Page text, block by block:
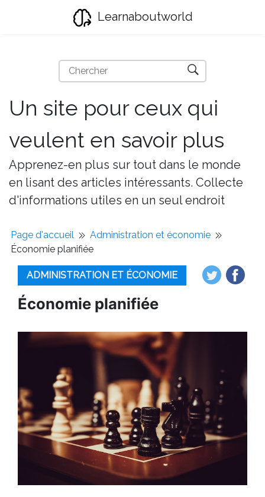
Learnaboutworld
Un site pour ceux qui
veulent en savoir plus
Apprenez-en plus sur tout dans le monde
en lisant des articles intéressants. Collecte
d'informations utiles en un seul endroit
Page d'accueil
Administration et économie
Économie planifiée
ADMINISTRATION ET ÉCONOMIE
Économie planifiée